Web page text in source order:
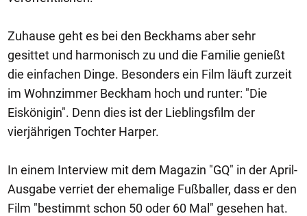
Zuhause geht es bei den Beckhams aber sehr
gesittet und harmonisch zu und die Familie genießt
die einfachen Dinge. Besonders ein Film läuft zurzeit
im Wohnzimmer Beckham hoch und runter: "Die
Eiskönigin". Denn dies ist der Lieblingsfilm der
vierjährigen Tochter Harper.
In einem Interview mit dem Magazin "GQ" in der April-
Ausgabe verriet der ehemalige Fußballer, dass er den
Film "bestimmt schon 50 oder 60 Mal" gesehen hat.